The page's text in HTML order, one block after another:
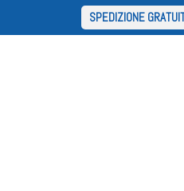
SPEDIZIONE